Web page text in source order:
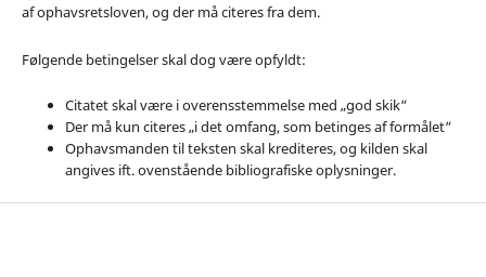
af ophavsretsloven, og der må citeres fra dem.
Følgende betingelser skal dog være opfyldt:
Citatet skal være i overensstemmelse med „god skik“
Der må kun citeres „i det omfang, som betinges af formålet“
Ophavsmanden til teksten skal krediteres, og kilden skal
angives ift. ovenstående bibliografiske oplysninger.